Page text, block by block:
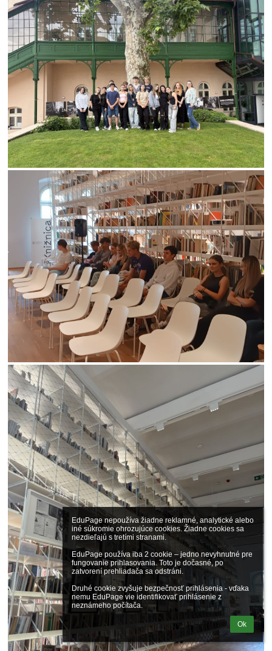
EduPage nepoužíva žiadne reklamné, analytické alebo
iné súkromie ohrozujúce cookies. Žiadne cookies sa
nezdieľajú s tretími stranami.
EduPage používa iba 2 cookie – jedno nevyhnutné pre
fungovanie prihlasovania. Toto je dočasné, po
zatvorení prehliadača sa odstráni.
Druhé cookie zvyšuje bezpečnosť prihlásenia - vďaka
nemu EduPage vie identifikovať prihlásenie z
neznámeho počítača.
Ok